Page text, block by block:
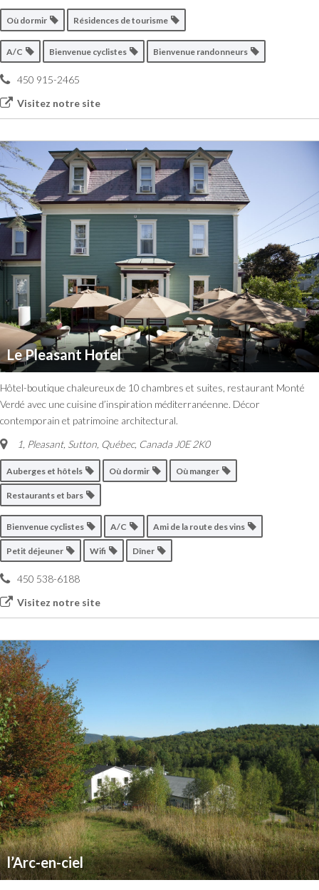
Où dormir Résidences de tourisme
A/C Bienvenue cyclistes Bienvenue randonneurs
450 915-2465
Visitez notre site
Le Pleasant Hotel
Hôtel-boutique chaleureux de 10 chambres et suites, restaurant Monté
Verdé avec une cuisine d’inspiration méditerranéenne. Décor
contemporain et patrimoine architectural.
1, Pleasant, Sutton, Québec, Canada J0E 2K0
Auberges et hôtels Où dormir Où manger
Restaurants et bars
Bienvenue cyclistes A/C Ami de la route des vins
Petit déjeuner Wifi Dîner
450 538-6188
Visitez notre site
l’Arc-en-ciel